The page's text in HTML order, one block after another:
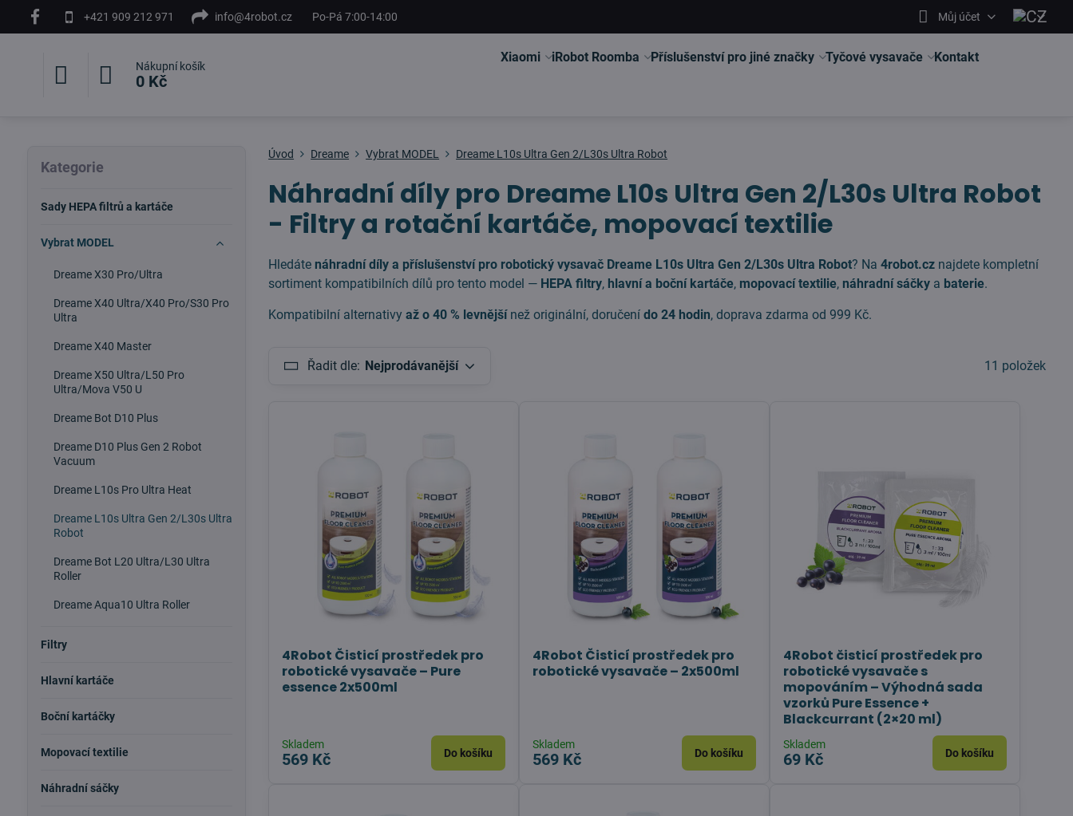
+421 909 212 971 info@4robot.cz Po-Pá 7:00-14:00 Můj účet
Nákupní košík
0 Kč
Xiaomi iRobot Roomba Příslušenství pro jiné značky Tyčové vysavače Kontakt
Úvod Dreame Vybrat MODEL Dreame L10s Ultra Gen 2/L30s Ultra Robot
Náhradní díly pro Dreame L10s Ultra Gen 2/L30s Ultra Robot
- Filtry a rotační kartáče, mopovací textilie
Hledáte náhradní díly a příslušenství pro robotický vysavač Dreame L10s Ultra Gen 2/L30s Ultra Robot? Na4robot.cz najdete kompletní
sortiment kompatibilních dílů pro tento model — HEPA filtry, hlavní a boční kartáče, mopovací textilie, náhradní sáčky a baterie.
Kompatibilní alternativyaž o 40 % levnějšínež originální, doručenído 24 hodin, doprava zdarma od 999 Kč.
Řadit dle: Nejprodávanější 11 položek
4Robot Čisticí prostředek pro
robotické vysavače – Pure
essence 2x500ml
Skladem
569 Kč Do košíku
4Robot Čisticí prostředek pro
robotické vysavače – 2x500ml
Skladem
569 Kč Do košíku
4Robot čisticí prostředek pro
robotické vysavače s
mopováním – Výhodná sada
vzorků Pure Essence +
Blackcurrant (2×20 ml)
Skladem
69 Kč Do košíku
Kategorie
Sady HEPA filtrů a kartáče
Vybrat MODEL
Dreame X30 Pro/Ultra
Dreame X40 Ultra/X40 Pro/S30 Pro
Ultra
Dreame X40 Master
Dreame X50 Ultra/L50 Pro
Ultra/Mova V50 U
Dreame Bot D10 Plus
Dreame D10 Plus Gen 2 Robot
Vacuum
Dreame L10s Pro Ultra Heat
Dreame L10s Ultra Gen 2/L30s Ultra
Robot
Dreame Bot L20 Ultra/L30 Ultra
Roller
Dreame Aqua10 Ultra Roller
Filtry
Hlavní kartáče
Boční kartáčky
Mopovací textilie
Náhradní sáčky